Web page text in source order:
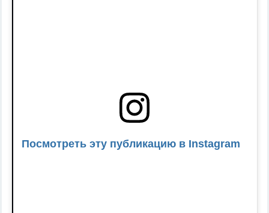
Посмотреть эту публикацию в Instagram